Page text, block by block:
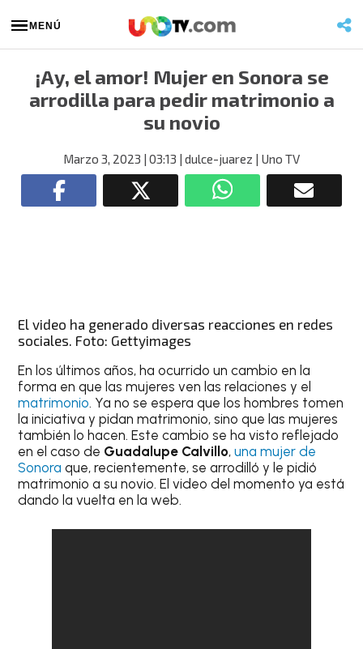
MENÚ
¡Ay, el amor! Mujer en Sonora se
arrodilla para pedir matrimonio a
su novio
Marzo 3, 2023 | 03:13 | dulce-juarez | Uno TV
El video ha generado diversas reacciones en redes
sociales. Foto: Gettyimages
En los últimos años, ha ocurrido un cambio en la
forma en que las mujeres ven las relaciones y el
matrimonio. Ya no se espera que los hombres tomen
la iniciativa y pidan matrimonio, sino que las mujeres
también lo hacen. Este cambio se ha visto reflejado
en el caso de Guadalupe Calvillo,una mujer de
Sonora que, recientemente, se arrodilló y le pidió
matrimonio a su novio. El video del momento ya está
dando la vuelta en la web.